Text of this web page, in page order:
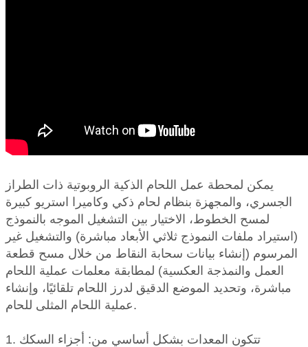
يمكن لمحطة عمل اللحام الذكية الروبوتية ذات الطراز
الجسري، والمجهزة بنظام لحام ذكي وكاميرا استريو كبيرة
لمسح الخطوط، الاختيار بين التشغيل الموجه بالنموذج
(استيراد ملفات النموذج ثلاثي الأبعاد مباشرة) والتشغيل غير
المرسوم (إنشاء بيانات سحابة النقاط من خلال مسح قطعة
العمل والنمذجة العكسية) لمطابقة معلمات عملية اللحام
مباشرة، وتحديد الموضع الدقيق لدرز اللحام تلقائيًا، وإنشاء
عملية اللحام المثلى للحام.
1. تتكون المعدات بشكل أساسي من: أجزاء السكك